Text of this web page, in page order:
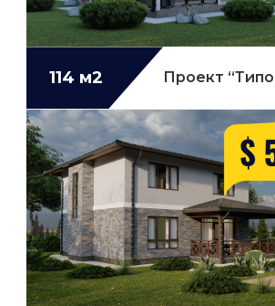
114 м2 Проект